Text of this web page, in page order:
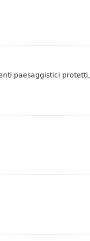
paesaggistici protetti,